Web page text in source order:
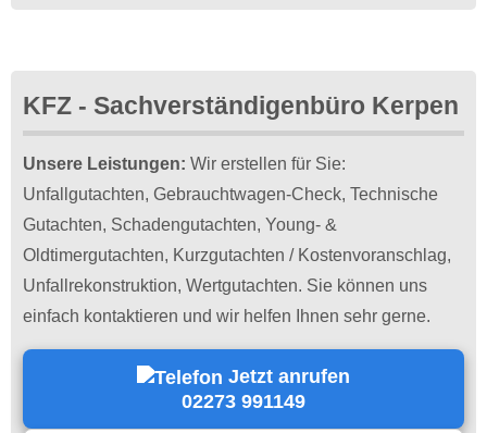
KFZ - Sachverständigenbüro Kerpen
Unsere Leistungen: Wir erstellen für Sie:
Unfallgutachten, Gebrauchtwagen-Check, Technische
Gutachten, Schadengutachten, Young- &
Oldtimergutachten, Kurzgutachten / Kostenvoranschlag,
Unfallrekonstruktion, Wertgutachten. Sie können uns
einfach kontaktieren und wir helfen Ihnen sehr gerne.
Jetzt anrufen
02273 991149